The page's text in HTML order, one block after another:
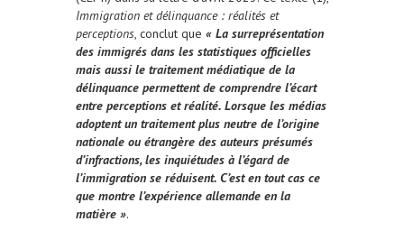
Immigration et délinquance : réalités et
perceptions, conclut que « La surreprésentation
des immigrés dans les statistiques officielles
mais aussi le traitement médiatique de la
délinquance permettent de comprendre l’écart
entre perceptions et réalité. Lorsque les médias
adoptent un traitement plus neutre de l’origine
nationale ou étrangère des auteurs présumés
d’infractions, les inquiétudes à l’égard de
l’immigration se réduisent. C’est en tout cas ce
que montre l’expérience allemande en la
matière ».